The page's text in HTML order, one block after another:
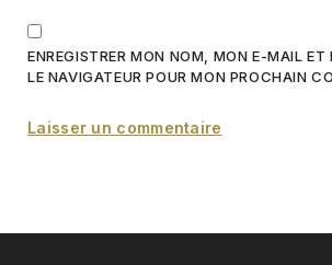
ENREGISTRER MON NOM, MON E-MAIL ET
LE NAVIGATEUR POUR MON PROCHAIN